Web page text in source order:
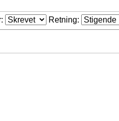
Retning: